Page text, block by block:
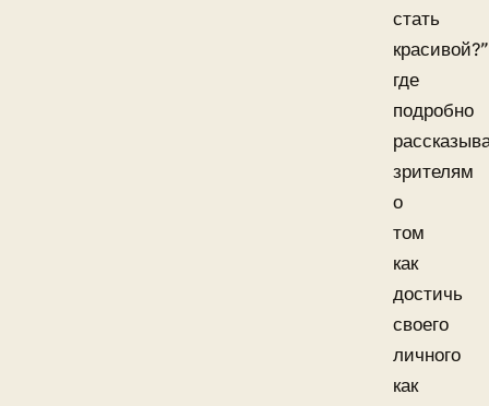
стать
где
подробно
зрителям
о
том
как
достичь
своего
личного
как